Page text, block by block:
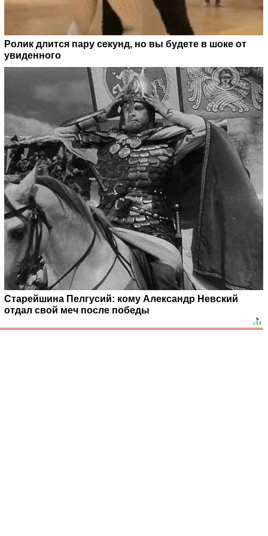
Ролик длится пару секунд, но вы будете в шоке от
увиденного
Старейшина Пелгусий: кому Александр Невский
отдал свой меч после победы